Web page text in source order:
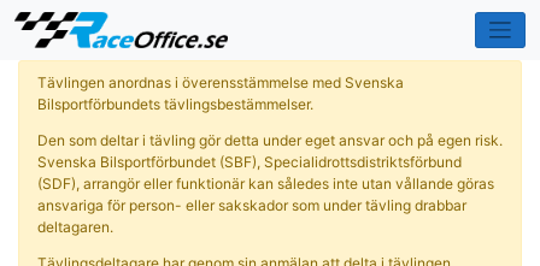
Tävlingen anordnas i överensstämmelse med Svenska
Bilsportförbundets tävlingsbestämmelser.
Den som deltar i tävling gör detta under eget ansvar och på egen risk.
Svenska Bilsportförbundet (SBF), Specialidrottsdistriktsförbund
(SDF), arrangör eller funktionär kan således inte utan vållande göras
ansvariga för person- eller sakskador som under tävling drabbar
deltagaren.
Tävlingsdeltagare har genom sin anmälan att delta i tävlingen,